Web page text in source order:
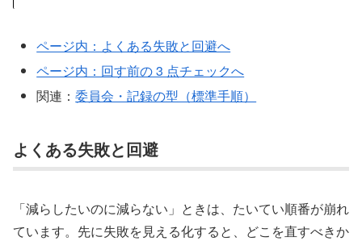
ページ内：よくある失敗と回避へ
ページ内：回す前の 3 点チェックへ
関連：委員会・記録の型（標準手順）
よくある失敗と回避
「減らしたいのに減らない」ときは、たいてい順番が崩れ
ています。先に失敗を見える化すると、どこを直すべきか